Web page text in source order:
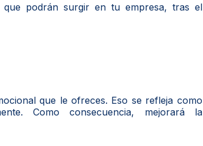
que podrán surgir en tu empresa, tras el
que le ofreces. Eso se refleja como
Como consecuencia, mejorará la